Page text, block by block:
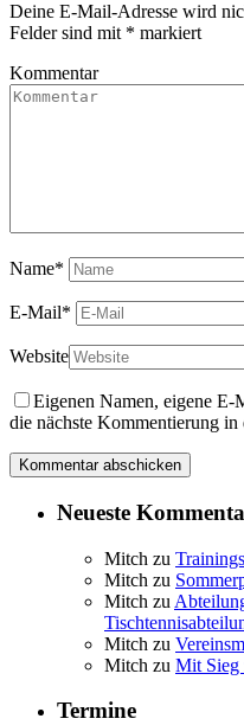
Deine E-Mail-Adresse wird
Felder sind mit * markiert
Kommentar
Name*
E-Mail*
Website
Eigenen Namen, eigene E-
die nächste Kommentierung
Neueste
Mitch zu
Mitch zu
Mitch zu
Mitch zu
Mitch zu Mit Sieg
Termine